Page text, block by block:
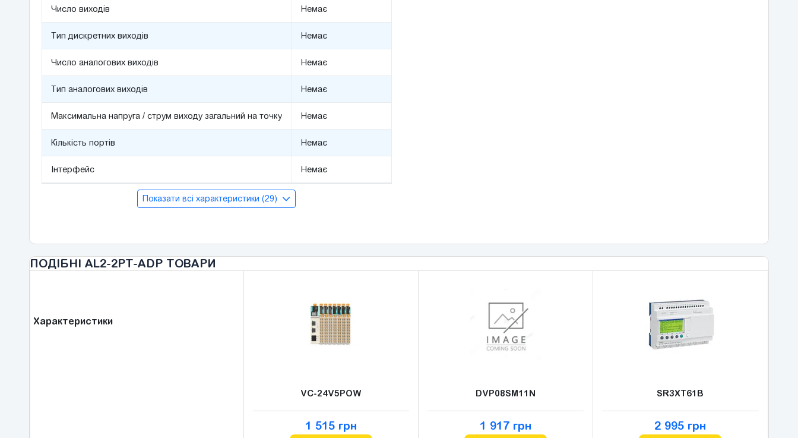
Число виходів Немає
Тип дискретних виходів Немає
Число аналогових виходів Немає
Тип аналогових виходів Немає
Максимальна напруга / струм виходу загальний на точку Немає
Кількість портів Немає
Інтерфейс Немає
Показати всі характеристики (29)
ПОДІБНІ AL2-2PT-ADP ТОВАРИ
Характеристики
VC-24V5POW
1 515 грн
DVP08SM11N
1 917 грн
SR3XT61B
2 995 грн